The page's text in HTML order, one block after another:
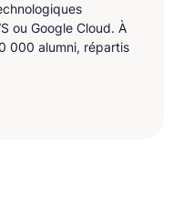
ou Google Cloud. À
000 alumni, répartis